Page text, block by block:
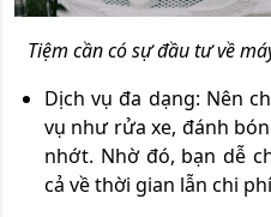
Tiệm cần có sự đầu tư về
Dịch vụ đa dạng: Nên
vụ như rửa xe, đánh
nhớt. Nhờ đó, bạn dễ
cả về thời gian lẫn chi